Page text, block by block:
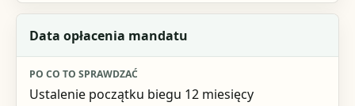
Data opłacenia mandatu
Ustalenie początku biegu 12 miesięcy